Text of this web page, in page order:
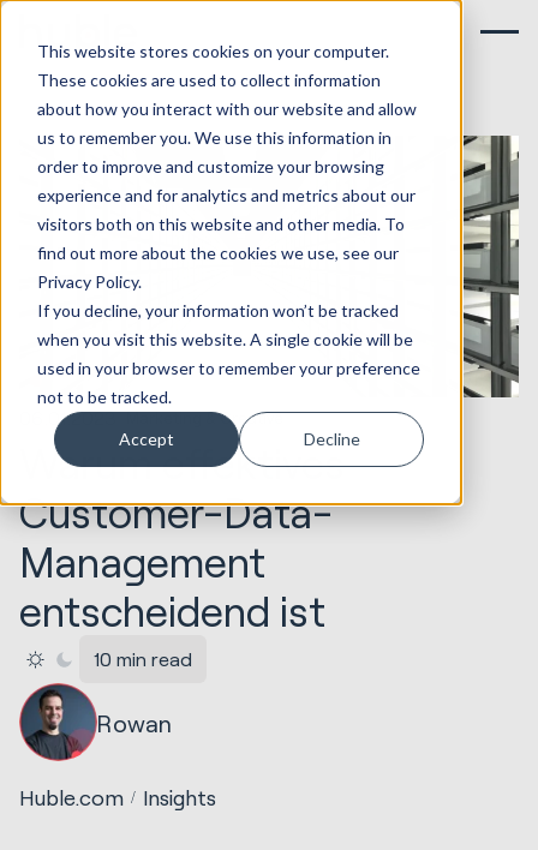
This website stores cookies on your computer.
These cookies are used to collect information
about how you interact with our website and allow
us to remember you. We use this information in
order to improve and customize your browsing
experience and for analytics and metrics about our
visitors both on this website and other media. To
find out more about the cookies we use, see our
Privacy Policy.
If you decline, your information won’t be tracked
when you visit this website. A single cookie will be
used in your browser to remember your preference
not to be tracked.
Accept Decline
06.01.2023 Marketing & Creative
Warum effektives
Customer-Data-
Management
entscheidend ist
10 min read
Rowan
Huble.com Insights